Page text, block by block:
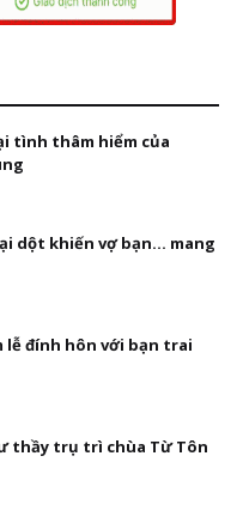
tình thâm hiểm của
dột khiến vợ bạn... mang
lễ đính hôn với bạn trai
thầy trụ trì chùa Từ Tôn